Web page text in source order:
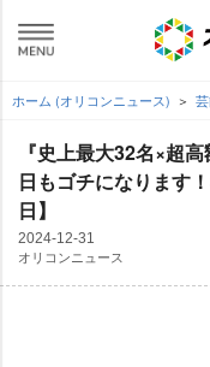
ホーム (オリコンニュース)
『史上最大32名×超
日もゴチになります
日】
2024-12-31
オリコンニュース